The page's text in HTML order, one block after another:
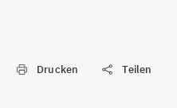
Drucken Teilen